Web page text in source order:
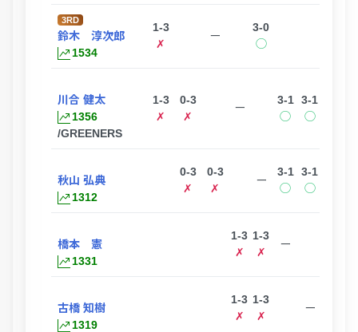
3RD
鈴木 淳次郎
1534
1-3
✗
ー
3-0
◯
川合 健太
1356
/GREENERS
1-3
✗
0-3
✗
ー
3-1
◯
3-1
◯
秋山 弘典
1312
0-3
✗
0-3
✗
ー
3-1
◯
3-1
◯
橋本 憲
1331
1-3
✗
1-3
✗
ー
古橋 知樹
1319
1-3
✗
1-3
✗
ー